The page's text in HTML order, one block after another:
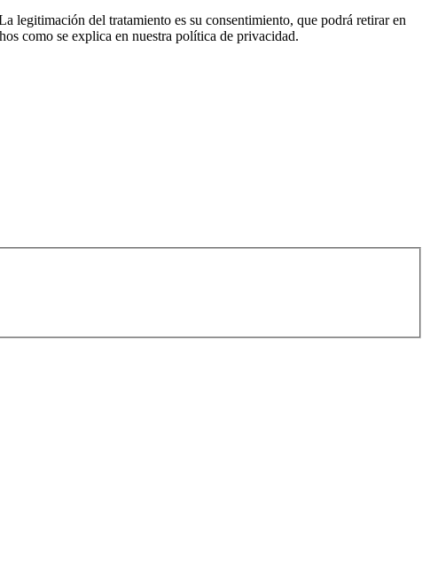
del tratamiento es su consentimiento, que podrá retirar en
como se explica en nuestra política de privacidad.